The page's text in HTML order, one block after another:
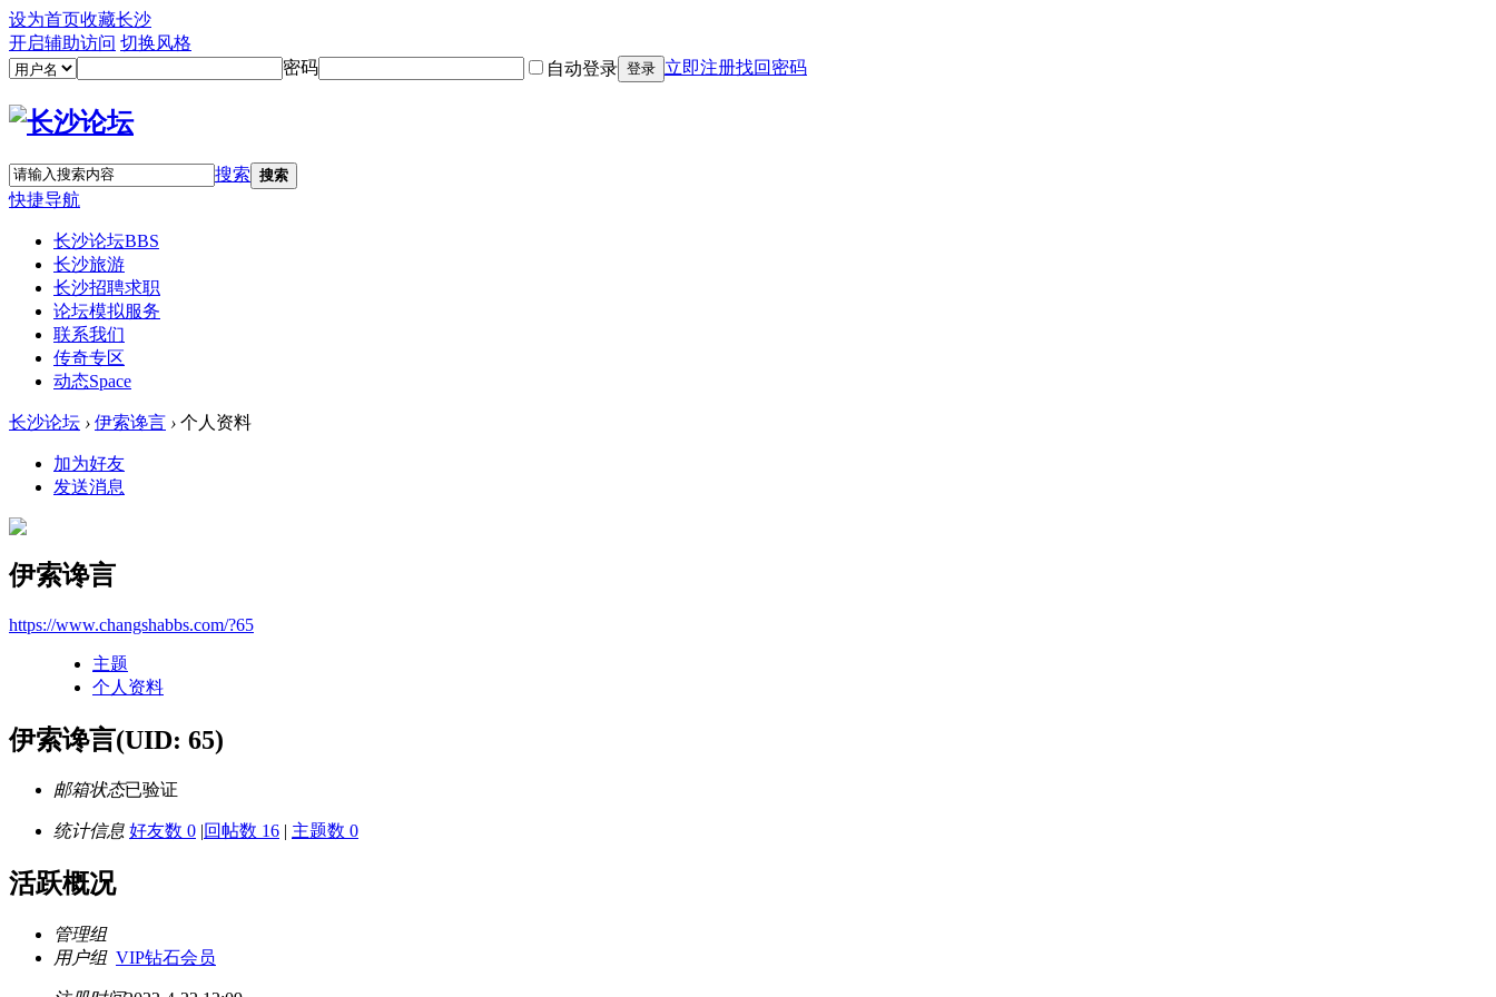
设为首页收藏长沙
开启辅助访问 切换风格
密码
自动登录 登录 立即注册找回密码
搜索 搜索
快捷导航
长沙论坛BBS
长沙旅游
长沙招聘求职
论坛模拟服务
联系我们
传奇专区
动态Space
长沙论坛 › 伊索谗言 › 个人资料
加为好友
发送消息
伊索谗言
https://www.changshabbs.com/?65
主题
个人资料
伊索谗言(UID: 65)
邮箱状态已验证
统计信息 好友数 0 |回帖数 16 | 主题数 0
活跃概况
管理组
用户组 VIP钻石会员